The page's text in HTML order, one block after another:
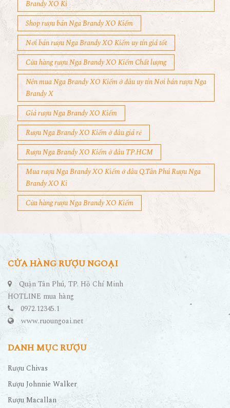
Brandy XO Ki
Shop rượu bán Nga Brandy XO Kiếm
Nơi bán rượu Nga Brandy XO Kiếm uy tín giá tốt
Cửa hàng rượu Nga Brandy XO Kiếm Chất lượng
Nên mua Nga Brandy XO Kiếm ở đâu uy tín Nơi bán rượu Nga
Brandy X
Giá rượu Nga Brandy XO Kiếm
Rượu Nga Brandy XO Kiếm ở đâu giá rẻ
Rượu Nga Brandy XO Kiếm ở đâu TP.HCM
Mua rượu Nga Brandy XO Kiếm ở đâu Q.Tân Phú Rượu Nga
Brandy XO Ki
Cửa hàng rượu Nga Brandy XO Kiếm
CỬA HÀNG RƯỢU NGOẠI
Quận Tân Phú, TP. Hồ Chí Minh
HOTLINE mua hàng
0972.12345.1
www.ruoungoai.net
DANH MỤC RƯỢU
Rượu Chivas
Rượu Johnnie Walker
Rượu Macallan